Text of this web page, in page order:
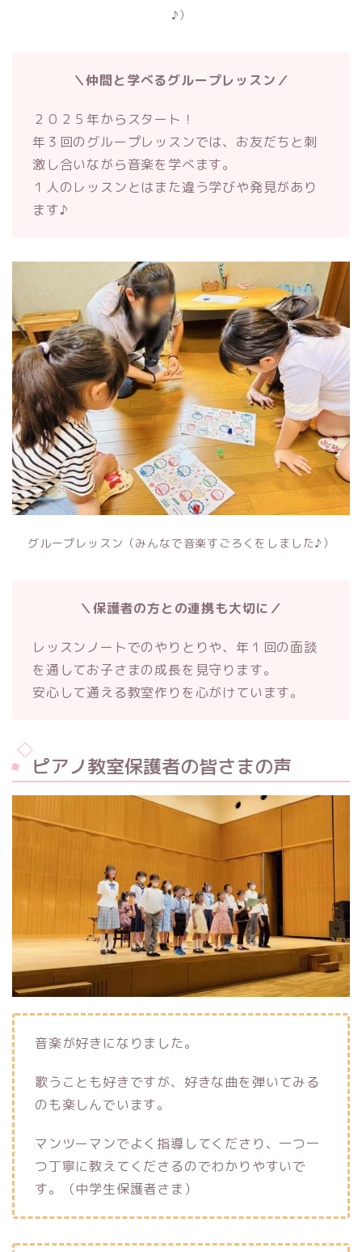
♪）
＼仲間と学べるグループレッスン／
２０２５年からスタート！
年３回のグループレッスンでは、お友だちと刺
激し合いながら音楽を学べます。
１人のレッスンとはまた違う学びや発見があり
ます♪
グループレッスン （みんなで音楽すごろくをしました♪）
＼保護者の方との連携も大切に／
レッスンノートでのやりとりや、年１回の面談
を通してお子さまの成長を見守ります。
安心して通える教室作りを心がけています。
ピアノ教室保護者の皆さまの声
音楽が好きになりました。
歌うことも好きですが、好きな曲を弾いてみる
のも楽しんでいます。
マンツーマンでよく指導してくださり、一つ一
つ丁寧に教えてくださるのでわかりやすいで
す。（中学生保護者さま）